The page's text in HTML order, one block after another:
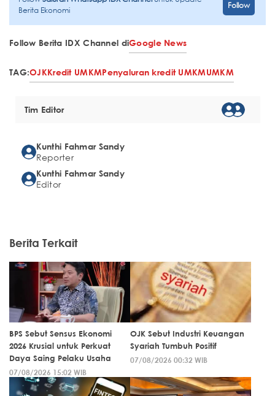
Berita Ekonomi
Follow
Follow Berita IDX Channel diGoogle News
TAG:OJKKredit UMKMPenyaluran kredit UMKMUMKM
Tim Editor
Kunthi Fahmar Sandy
Reporter
Kunthi Fahmar Sandy
Editor
Berita Terkait
BPS Sebut Sensus Ekonomi
2026 Krusial untuk Perkuat
Daya Saing Pelaku Usaha
07/08/2026 15:02 WIB
OJK Sebut Industri Keuangan
Syariah Tumbuh Positif
07/08/2026 00:32 WIB